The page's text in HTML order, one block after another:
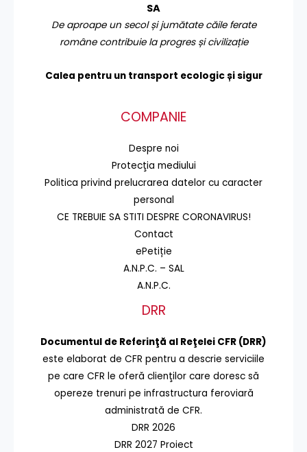
SA
De aproape un secol și jumătate căile ferate
române contribuie la progres și civilizație
Calea pentru un transport ecologic și sigur
COMPANIE
Despre noi
Protecţia mediului
Politica privind prelucrarea datelor cu caracter
personal
CE TREBUIE SA STITI DESPRE CORONAVIRUS!
Contact
ePetiție
A.N.P.C. – SAL
A.N.P.C.
DRR
Documentul de Referinţă al Reţelei CFR (DRR)
este elaborat de CFR pentru a descrie serviciile
pe care CFR le oferă clienţilor care doresc să
opereze trenuri pe infrastructura feroviară
administrată de CFR.
DRR 2026
DRR 2027 Proiect